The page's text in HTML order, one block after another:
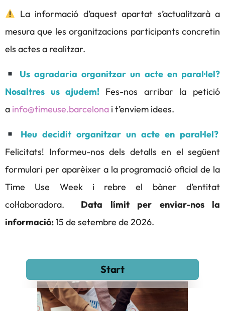
La informació d’aquest apartat s’actualitzarà a
mesura que les organitzacions participants concretin
els actes a realitzar.
Us agradaria organitzar un acte en paral·lel?
Nosaltres us ajudem! Fes-nos arribar la petició
a info@timeuse.barcelona i t’enviem idees.
Heu decidit organitzar un acte en paral·lel?
Felicitats! Informeu-nos dels detalls en el següent
formulari per aparèixer a la programació oficial de la
Time Use Week i rebre el bàner d’entitat
col·laboradora. Data límit per enviar-nos la
informació:15 de setembre de 2026.